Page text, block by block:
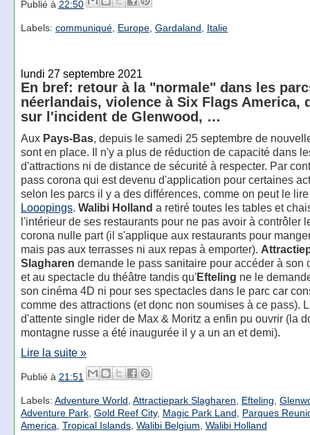
Publié à 22:50
Labels: communiqué, Europe, Gardaland, Italie
lundi 27 septembre 2021
En bref: retour à la "normale" dans les
néerlandais, violence à Six Flags America,
sur l'incident de Glenwood, …
Aux Pays-Bas, depuis le samedi 25 septembre de
sont en place. Il n'y a plus de réduction de capacité dans
d'attractions ni de distance de sécurité à respecter. Par
pass corona qui est devenu d'application pour certaines
selon les parcs il y a des différences, comme on peut le
Looopings. Walibi Holland a retiré toutes les tables et
l'intérieur de ses restaurants pour ne pas avoir à contrôler
corona nulle part (il s'applique aux restaurants pour
mais pas aux terrasses ni aux repas à emporter).
Slagharen demande le pass sanitaire pour accéder à son
et au spectacle du théâtre tandis qu'Efteling ne le
son cinéma 4D ni pour ses spectacles dans le parc car
comme des attractions (et donc non soumises à ce pass).
d'attente single rider de Max & Moritz a enfin pu ouvrir (la
montagne russe a été inaugurée il y a un an et demi).
Lire la suite »
Publié à 21:51
Labels: Adventure World Attractiepark Slagharen Efteling
Adventure Park, Gold Reef City, Magic Park Land
Parques
America Tropical Islands, Walibi Belgium Walibi Holland